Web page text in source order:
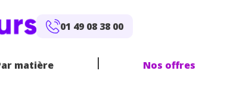
01 49 08 38 00
matière Nos offres